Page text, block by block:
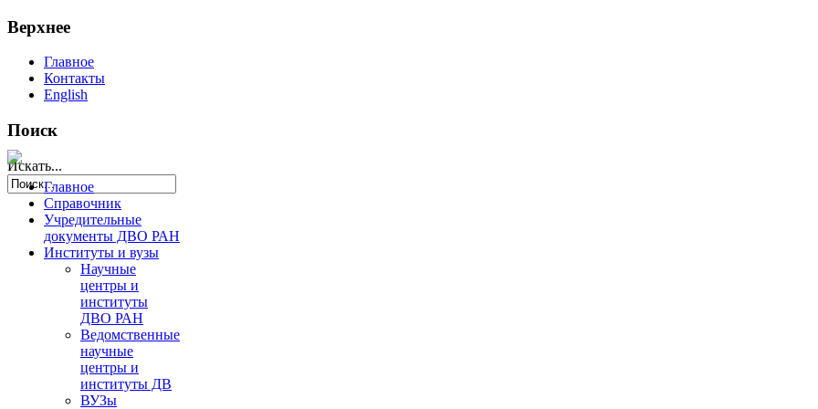
Верхнее
Главное
Контакты
English
Поиск
Искать...
Главное
Справочник
Учредительные
документы ДВО РАН
Институты и вузы
Научные
центры и
институты
ДВО РАН
Ведомственные
научные
центры и
институты ДВ
ВУЗы